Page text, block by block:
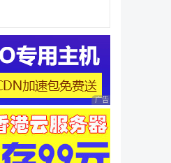
广告 商业广告，理性